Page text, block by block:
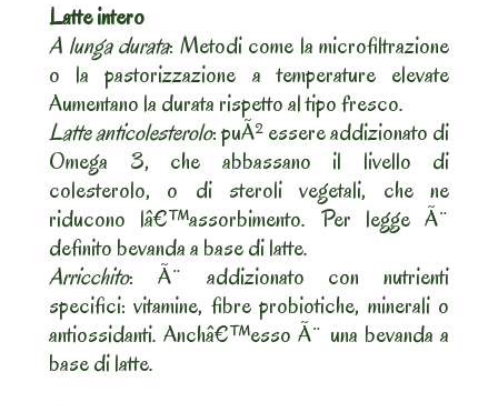
Latte intero
A lunga durata: Metodi come la microfiltrazione
o la pastorizzazione a temperature elevate
Aumentano la durata rispetto al tipo fresco.
Latte anticolesterolo: puÃ² essere addizionato di
Omega 3, che abbassano il livello di
colesterolo, o di steroli vegetali, che ne
riducono lâ€™assorbimento. Per legge Ã¨
definito bevanda a base di latte.
Arricchito: Ã¨ addizionato con nutrienti
specifici: vitamine, fibre probiotiche, minerali o
antiossidanti. Anchâ€™esso Ã¨ una bevanda a
base di latte.